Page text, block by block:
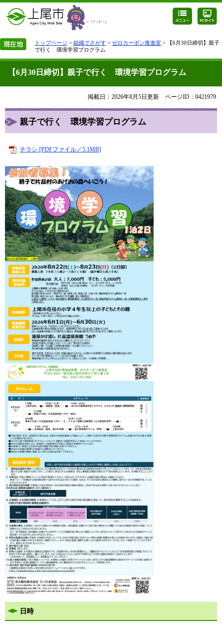
トップページ > 組織でさがす > ゼロカーボン推進室 > 【6月30日締切】親子
で行く 環境学習プログラム
【6月30日締切】親子で行く 環境学習プログラム
掲載日：2026年8月5日更新 ページID：0421979
親子で行く 環境学習プログラム
チラシ [PDFファイル／5.1MB]
日時